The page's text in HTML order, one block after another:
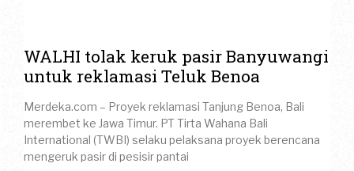
WALHI tolak keruk pasir Banyuwangi
untuk reklamasi Teluk Benoa
Merdeka.com – Proyek reklamasi Tanjung Benoa, Bali
merembet ke Jawa Timur. PT Tirta Wahana Bali
International (TWBI) selaku pelaksana proyek berencana
mengeruk pasir di pesisir pantai